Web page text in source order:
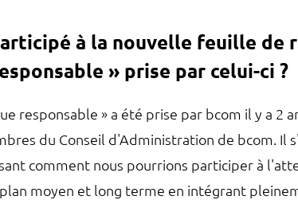
à la nouvelle feuille de
» prise par celui-ci ?
responsable » a été prise par bcom il y a
du Conseil d'Administration de bcom. Il
comment nous pourrions participer à
moyen et long terme en intégrant